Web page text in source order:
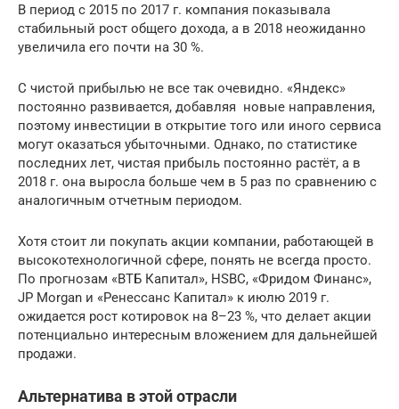
В период с 2015 по 2017 г. компания показывала
стабильный рост общего дохода, а в 2018 неожиданно
увеличила его почти на 30 %.
С чистой прибылью не все так очевидно. «Яндекс»
постоянно развивается, добавляя новые направления,
поэтому инвестиции в открытие того или иного сервиса
могут оказаться убыточными. Однако, по статистике
последних лет, чистая прибыль постоянно растёт, а в
2018 г. она выросла больше чем в 5 раз по сравнению с
аналогичным отчетным периодом.
Хотя стоит ли покупать акции компании, работающей в
высокотехнологичной сфере, понять не всегда просто.
По прогнозам «ВТБ Капитал», HSBC, «Фридом Финанс»,
JP Morgan и «Ренессанс Капитал» к июлю 2019 г.
ожидается рост котировок на 8–23 %, что делает акции
потенциально интересным вложением для дальнейшей
продажи.
Альтернатива в этой отрасли